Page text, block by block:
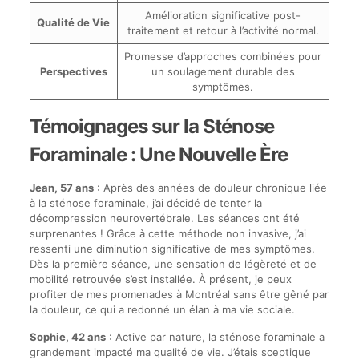
Qualité de Vie
Amélioration significative post-
traitement et retour à l’activité normal.
Perspectives
Promesse d’approches combinées pour
un soulagement durable des
symptômes.
Témoignages sur la Sténose
Foraminale : Une Nouvelle Ère
Jean, 57 ans: Après des années de douleur chronique liée
à la sténose foraminale, j’ai décidé de tenter la
décompression neurovertébrale. Les séances ont été
surprenantes ! Grâce à cette méthode non invasive, j’ai
ressenti une diminution significative de mes symptômes.
Dès la première séance, une sensation de légèreté et de
mobilité retrouvée s’est installée. À présent, je peux
profiter de mes promenades à Montréal sans être gêné par
la douleur, ce qui a redonné un élan à ma vie sociale.
Sophie, 42 ans: Active par nature, la sténose foraminale a
grandement impacté ma qualité de vie. J’étais sceptique